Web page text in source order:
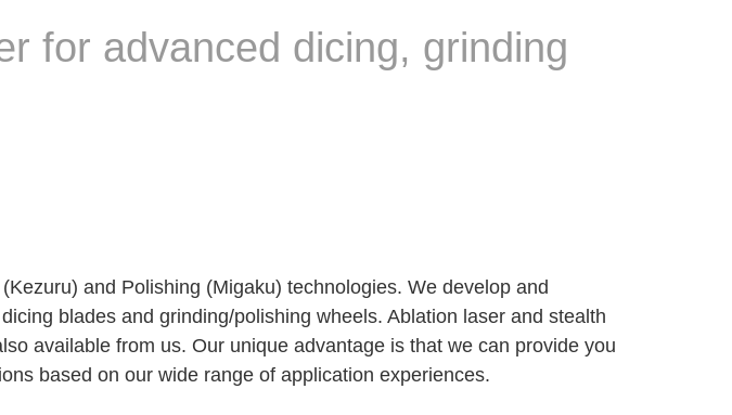
for advanced dicing, grinding
and Polishing (Migaku) technologies. We develop and
blades and grinding/polishing wheels. Ablation laser and stealth
available from us. Our unique advantage is that we can provide you
based on our wide range of application experiences.